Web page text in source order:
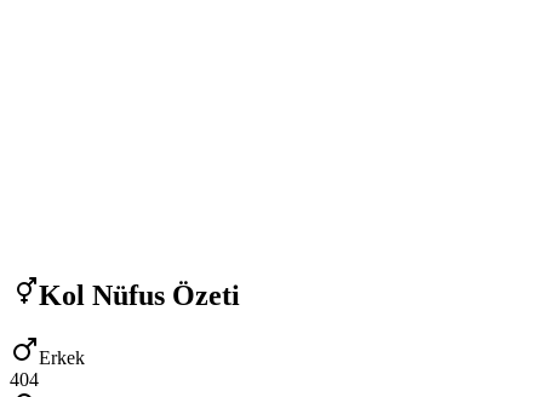
Kol Nüfus Özeti
Erkek
404